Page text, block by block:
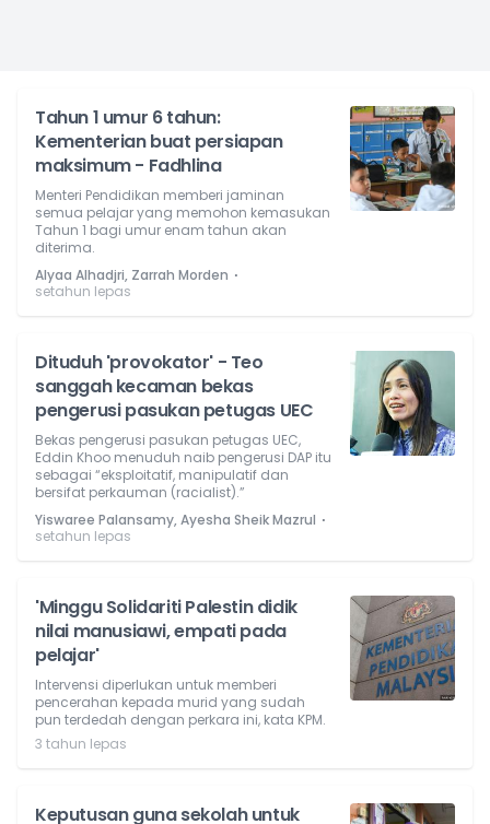
Tahun 1 umur 6 tahun:
Kementerian buat persiapan
maksimum - Fadhlina
Menteri Pendidikan memberi jaminan
semua pelajar yang memohon kemasukan
Tahun 1 bagi umur enam tahun akan
diterima.
Alyaa Alhadjri, Zarrah Morden ⋅
setahun lepas
Dituduh 'provokator' - Teo
sanggah kecaman bekas
pengerusi pasukan petugas UEC
Bekas pengerusi pasukan petugas UEC,
Eddin Khoo menuduh naib pengerusi DAP itu
sebagai “eksploitatif, manipulatif dan
bersifat perkauman (racialist).”
Yiswaree Palansamy, Ayesha Sheik Mazrul ⋅
setahun lepas
'Minggu Solidariti Palestin didik
nilai manusiawi, empati pada
pelajar'
Intervensi diperlukan untuk memberi
pencerahan kepada murid yang sudah
pun terdedah dengan perkara ini, kata KPM.
3 tahun lepas
Keputusan guna sekolah untuk